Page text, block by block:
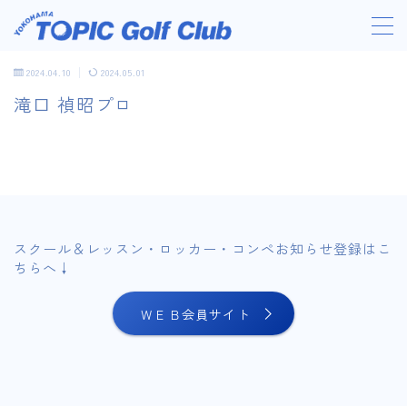
スクール/レッスン
2024.04.10 2024.05.01
滝口 禎昭プロ
スクール＆レッスン・ロッカー・コンペお知らせ登録はこ
ちらへ↓
ＷＥＢ会員サイト